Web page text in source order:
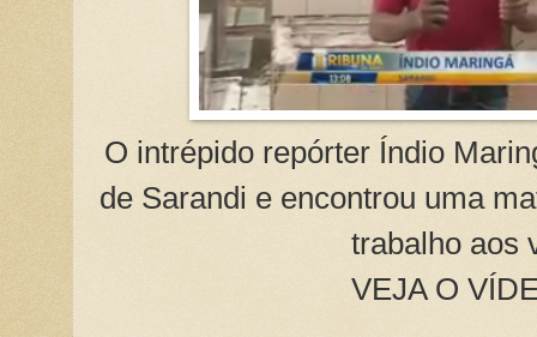
O intrépido repórter Índio
de Sarandi e encontrou uma
trabalho aos
VEJA O